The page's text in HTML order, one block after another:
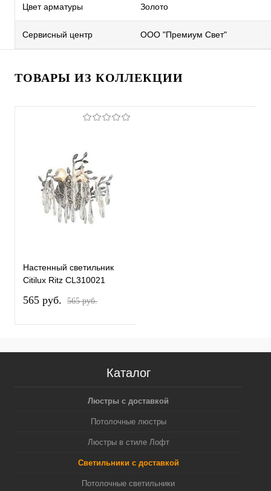
Цвет арматуры Золото
Сервисный центр ООО "Премиум Свет"
ТОВАРЫ ИЗ КОЛЛЕКЦИИ
Настенный светильник
Citilux Ritz CL310021
565 pуб. 565 pуб.
Каталог
Люстры с доставкой
Потолочные люстры
Люстры в стиле Лофт
Светильники с доставкой
Потолочные светильники